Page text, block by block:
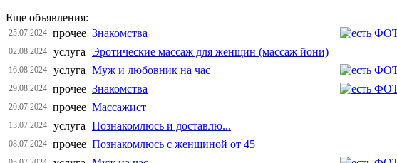
Еще объявления:
25.07.2024 прочее Знакомства
02.08.2024 услуга Эротические массаж для женщин (массаж йони)
16.08.2024 услуга Муж и любовник на час
29.08.2024 прочее Знакомства
20.07.2024 прочее Массажист
13.07.2024 услуга Познакомлюсь и доставлю...
08.07.2024 прочее Познакомлюсь с женщиной от 45